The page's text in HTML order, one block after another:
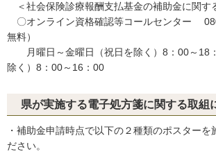
＜社会保険診療報酬支払基金の補助金に関す
〇オンライン資格確認等コールセンター
無料）
月曜日～金曜日（祝日を除く）8：00～18
除く）8：00～16：00
県が実施する電子処方箋に関する取組
・補助金申請時点で以下の２種類のポスターを
ださい。